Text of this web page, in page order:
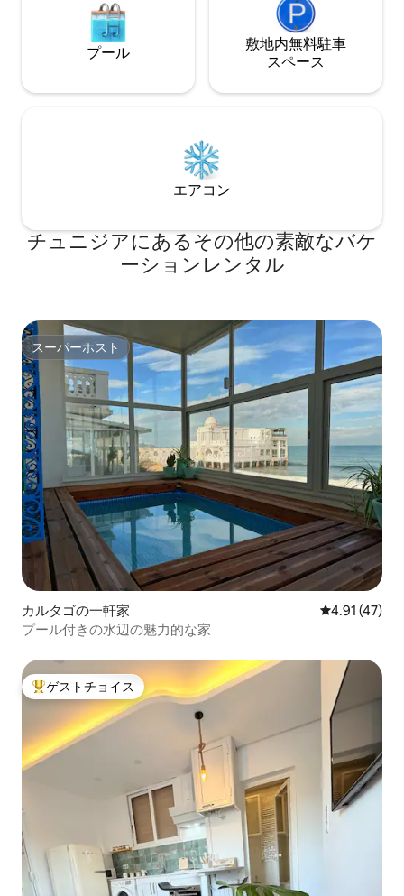
プール
敷地内無料駐⁠車
ス⁠ペ⁠ー⁠ス
エアコン
チュニジアにあるその他の素敵なバケ
ーションレンタル
スーパーホスト
スーパーホスト
カルタゴの一軒家 レビュー47
4.91 (47)
プール付きの水辺の魅力的な家
大好評のゲストチョイスです。
ゲストチョイス